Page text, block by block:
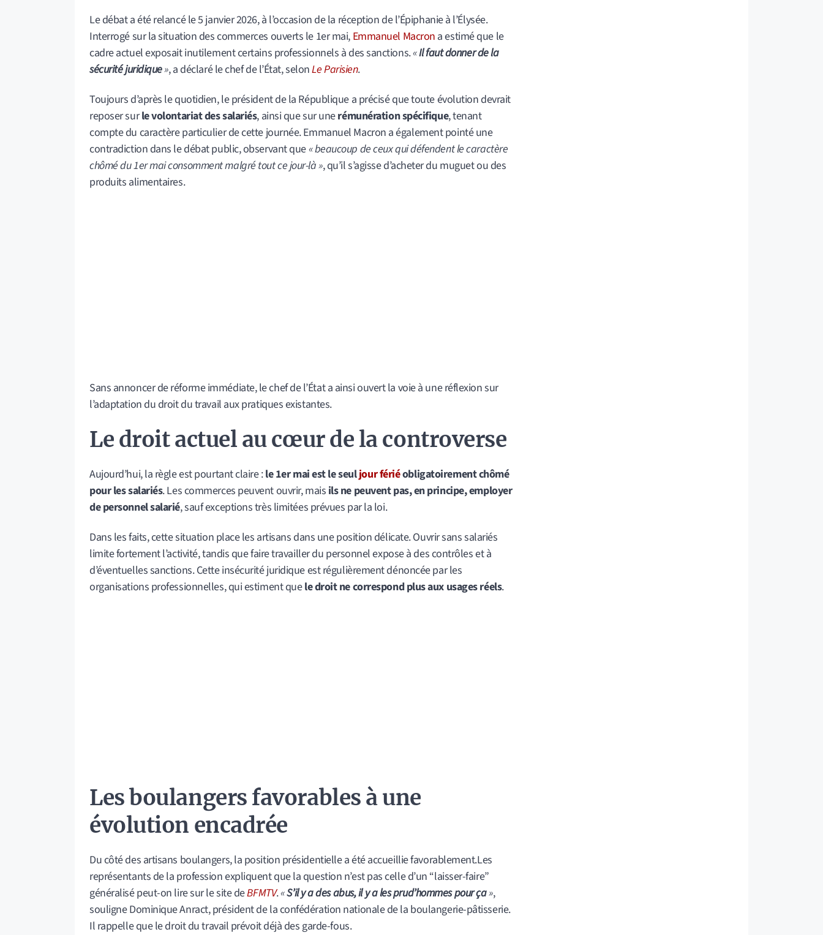
Le débat a été relancé le 5 janvier 2026, à l’occasion de la réception de l’Épiphanie à l’Élysée.
Interrogé sur la situation des commerces ouverts le 1er mai, Emmanuel Macron a estimé que le
cadre actuel exposait inutilement certains professionnels à des sanctions.«Il faut donner de la
sécurité juridique», a déclaré le chef de l’État, selonLe Parisien.
Toujours d’après le quotidien, le président de la République a précisé que toute évolution devrait
reposer surle volontariat des salariés, ainsi que sur unerémunération spécifique, tenant
compte du caractère particulier de cette journée. Emmanuel Macron a également pointé une
contradiction dans le débat public, observant que« beaucoup de ceux qui défendent le caractère
chômé du 1er mai consomment malgré tout ce jour-là », qu’il s’agisse d’acheter du muguet ou des
produits alimentaires.
Sans annoncer de réforme immédiate, le chef de l’État a ainsi ouvert la voie à une réflexion sur
l’adaptation du droit du travail aux pratiques existantes.
Le droit actuel au cœur de la controverse
Aujourd’hui, la règle est pourtant claire :le 1er mai est le seuljour fériéobligatoirement chômé
pour les salariés. Les commerces peuvent ouvrir, mais ils ne peuvent pas, en principe, employer
de personnel salarié, sauf exceptions très limitées prévues par la loi.
Dans les faits, cette situation place les artisans dans une position délicate. Ouvrir sans salariés
limite fortement l’activité, tandis que faire travailler du personnel expose à des contrôles et à
d’éventuelles sanctions. Cette insécurité juridique est régulièrement dénoncée par les
organisations professionnelles, qui estiment quele droit ne correspond plus aux usages réels.
Les boulangers favorables à une
évolution encadrée
Du côté des artisans boulangers, la position présidentielle a été accueillie favorablement.Les
représentants de la profession expliquent que la question n’est pas celle d’un “laisser-faire”
généralisé peut-on lire sur le site deBFMTV.«S’il y a des abus, il y a les prud’hommes pour ça»,
souligne Dominique Anract, président de la confédération nationale de la boulangerie-pâtisserie.
Il rappelle que le droit du travail prévoit déjà des garde-fous.